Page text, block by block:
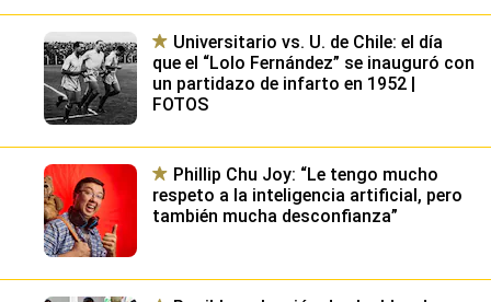
Universitario vs. U. de Chile: el día
que el “Lolo Fernández” se inauguró con
un partidazo de infarto en 1952 |
FOTOS
Phillip Chu Joy: “Le tengo mucho
respeto a la inteligencia artificial, pero
también mucha desconfianza”